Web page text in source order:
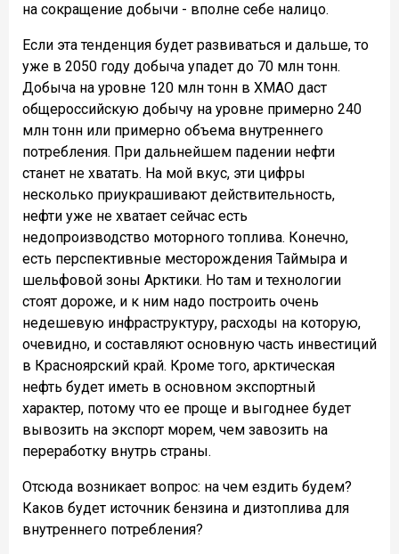
на сокращение добычи - вполне себе налицо.
Если эта тенденция будет развиваться и дальше, то
уже в 2050 году добыча упадет до 70 млн тонн.
Добыча на уровне 120 млн тонн в ХМАО даст
общероссийскую добычу на уровне примерно 240
млн тонн или примерно объема внутреннего
потребления. При дальнейшем падении нефти
станет не хватать. На мой вкус, эти цифры
несколько приукрашивают действительность,
нефти уже не хватает сейчас есть
недопроизводство моторного топлива. Конечно,
есть перспективные месторождения Таймыра и
шельфовой зоны Арктики. Но там и технологии
стоят дороже, и к ним надо построить очень
недешевую инфраструктуру, расходы на которую,
очевидно, и составляют основную часть инвестиций
в Красноярский край. Кроме того, арктическая
нефть будет иметь в основном экспортный
характер, потому что ее проще и выгоднее будет
вывозить на экспорт морем, чем завозить на
переработку внутрь страны.
Отсюда возникает вопрос: на чем ездить будем?
Каков будет источник бензина и дизтоплива для
внутреннего потребления?